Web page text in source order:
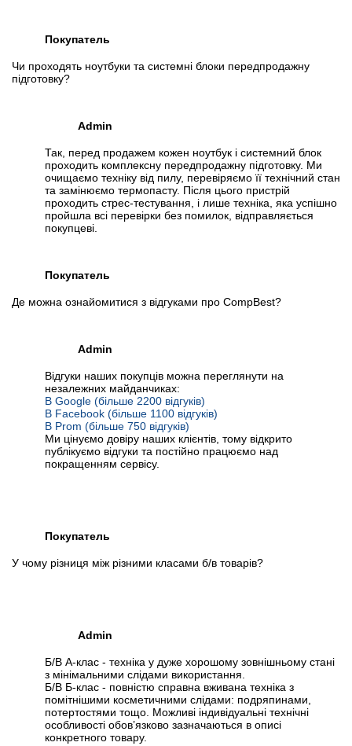
Покупатель
Чи проходять ноутбуки та системні блоки передпродажну
підготовку?
Admin
Так, перед продажем кожен ноутбук і системний блок
проходить комплексну передпродажну підготовку. Ми
очищаємо техніку від пилу, перевіряємо її технічний стан
та замінюємо термопасту. Після цього пристрій
проходить стрес-тестування, і лише техніка, яка успішно
пройшла всі перевірки без помилок, відправляється
покупцеві.
Покупатель
Де можна ознайомитися з відгуками про CompBest?
Admin
Відгуки наших покупців можна переглянути на
незалежних майданчиках:
В Google (більше 2200 відгуків)
В Facebook (більше 1100 відгуків)
В Prom (більше 750 відгуків)
Ми цінуємо довіру наших клієнтів, тому відкрито
публікуємо відгуки та постійно працюємо над
покращенням сервісу.
Покупатель
У чому різниця між різними класами б/в товарів?
Admin
Б/В А-клас - техніка у дуже хорошому зовнішньому стані
з мінімальними слідами використання.
Б/В Б-клас - повністю справна вживана техніка з
помітнішими косметичними слідами: подряпинами,
потертостями тощо. Можливі індивідуальні технічні
особливості обов’язково зазначаються в описі
конкретного товару.